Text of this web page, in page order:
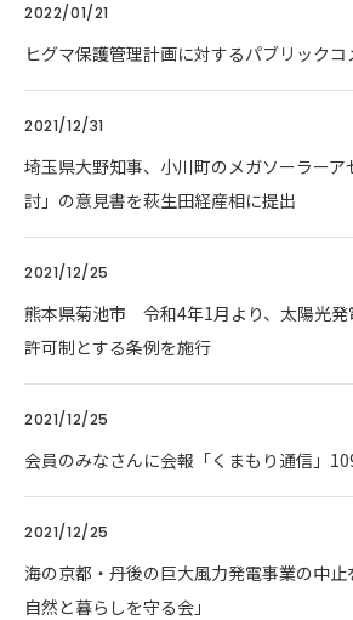
2022/01/21
ヒグマ保護管理計画に対するパブリック
2021/12/31
埼玉県大野知事、小川町のメガソーラー
討」の意見書を萩生田経産相に提出
2021/12/25
熊本県菊池市 令和4年1月より、太陽光発
許可制とする条例を施行
2021/12/25
会員のみなさんに会報「くまもり通信」
2021/12/25
海の京都・丹後の巨大風力発電事業の中
自然と暮らしを守る会」